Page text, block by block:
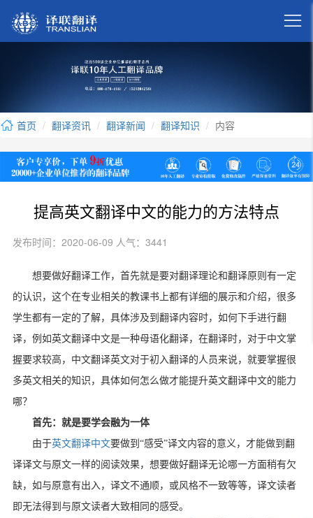

首页 翻译资讯 翻译新闻 翻译知识 内容
提高英文翻译中文的能力的方法特点
发布时间：2020-06-09 人气：3441
想要做好翻译工作，首先就是要对翻译理论和翻译原则有一定
的认识，这个在专业相关的教课书上都有详细的展示和介绍，很多
学生都有一定的了解，具体涉及到翻译内容时，如何下手进行翻
译，例如英文翻译中文是一种母语化翻译，在翻译时，对于中文掌
握要求较高，中文翻译英文对于初入翻译的人员来说，就要掌握很
多英文相关的知识，具体如何怎么做才能提升英文翻译中文的能力
哪？
首先：就是要学会融为一体
由于英文翻译中文要做到“感受”译文内容的意义，才能做到翻
译译文与原文一样的阅读效果，想要做好翻译无论哪一方面稍有欠
缺，如与原意有出入，译文不通顺，或风格不一致等等，译文读者
即无法得到与原文读者大致相同的感受。